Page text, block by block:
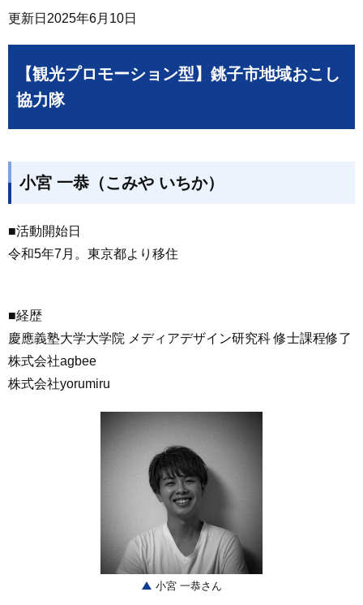
更新日 2025年6月10日
【観光プロモーション型】銚子市地域おこし
協力隊
小宮 一恭（こみや いちか）
■活動開始日
令和5年7月。東京都より移住
■経歴
慶應義塾大学大学院 メディアデザイン研究科 修士課程修了
株式会社agbee
株式会社yorumiru
小宮 一恭さん